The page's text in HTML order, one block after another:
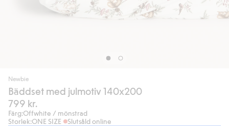
Newbie
Bäddset med julmotiv 140x200
799 kr.
Färg:Offwhite / mönstrad
Storlek:ONE SIZE
Slutsåld online